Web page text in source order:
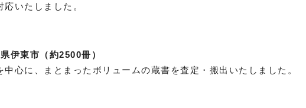
いたしました。
伊東市（約2500冊）
中心に、まとまったボリュームの蔵書を査定・搬出いたしました。